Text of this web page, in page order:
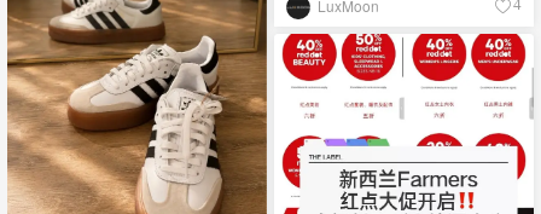
LuxMoon 4